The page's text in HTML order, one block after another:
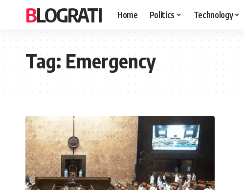
BLOGRATI Home Politics Technology
Tag:Emergency